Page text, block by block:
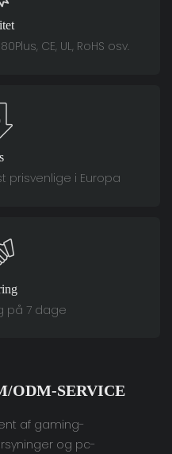
CE, UL, RoHS osv.
prisvenlige i Europa
på 7 dage
ODM-SERVICE
af gaming-
og pc-